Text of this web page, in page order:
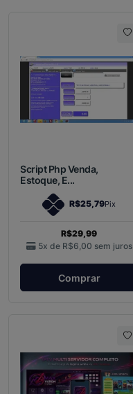
Script Php Venda,
Estoque, E...
R$25,79Pix
R$29,99
5x de R$6,00 sem juros
Comprar